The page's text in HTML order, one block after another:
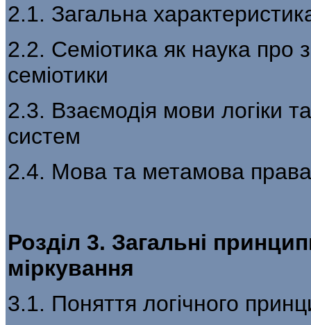
2.1. Загальна
2.2. Семіотика як наука про
семіотики
2.3. Взаємодія мови логіки
систем
2.4. Мова та метамова права
Розділ 3. Загальні
міркування
3.1. Поняття логічного